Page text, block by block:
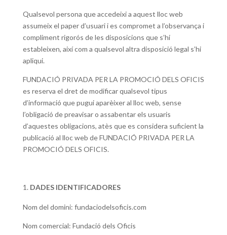
Qualsevol persona que accedeixi a aquest lloc web
assumeix el paper d’usuari i es compromet a l’observança i
compliment rigorós de les disposicions que s’hi
estableixen, així com a qualsevol altra disposició legal s’hi
apliqui.
FUNDACIÓ PRIVADA PER LA PROMOCIÓ DELS OFICIS
es reserva el dret de modificar qualsevol tipus
d’informació que pugui aparèixer al lloc web, sense
l’obligació de preavisar o assabentar els usuaris
d’aquestes obligacions, atès que es considera suficient la
publicació al lloc web de FUNDACIÓ PRIVADA PER LA
PROMOCIÓ DELS OFICIS.
DADES IDENTIFICADORES
Nom del domini: fundaciodelsoficis.com
Nom comercial: Fundació dels Oficis